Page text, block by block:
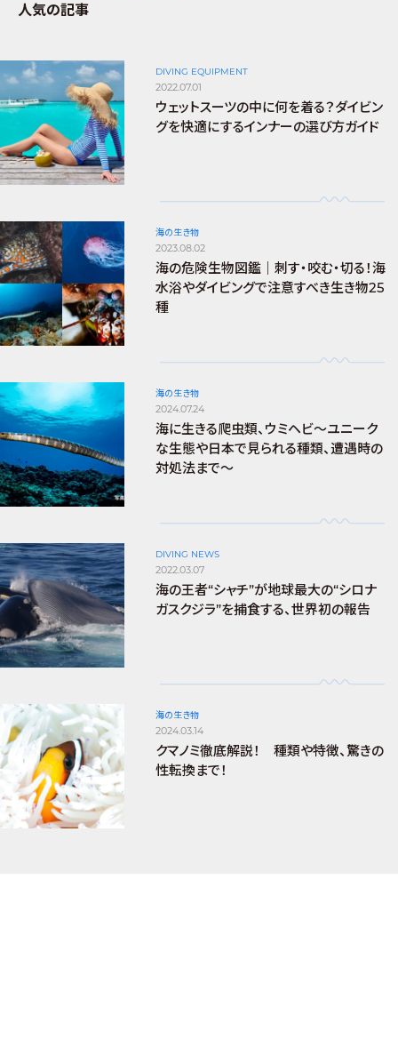
人気の記事
DIVING EQUIPMENT
2022.07.01
ウェットスーツの中に何を着る？ダイビン
グを快適にするインナーの選び方ガイド
海の生き物
2023.08.02
海の危険生物図鑑｜刺す・咬む・切る！海
水浴やダイビングで注意すべき生き物25
種
海の生き物
2024.07.24
海に生きる爬虫類、ウミヘビ～ユニーク
な生態や日本で見られる種類、遭遇時の
対処法まで～
DIVING NEWS
2022.03.07
海の王者“シャチ”が地球最大の“シロナ
ガスクジラ”を捕食する、世界初の報告
海の生き物
2024.03.14
クマノミ徹底解説！ 種類や特徴、驚きの
性転換まで！